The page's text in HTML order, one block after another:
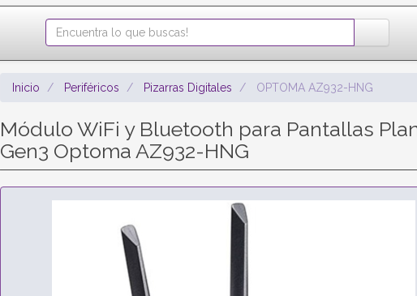
Inicio Periféricos Pizarras Digitales OPTOMA AZ932-HNG
Módulo WiFi y Bluetooth para Pantallas
Gen3 Optoma AZ932-HNG